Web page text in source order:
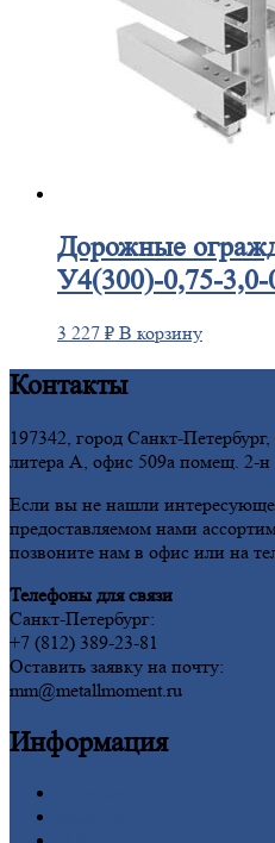
Дорожные
У4(300)-0,75-
3 227 ₽ В корзину
Контакты
197342, город Санкт-
литера А, офис 509а помещ. 2-н
Если вы не нашли
предоставляемом нами
позвоните нам в офис или на
Телефоны для связи
Санкт-Петербург:
+7 (812) 389-23-81
Оставить заявку на почту:
mm@metallmoment.ru
Информация